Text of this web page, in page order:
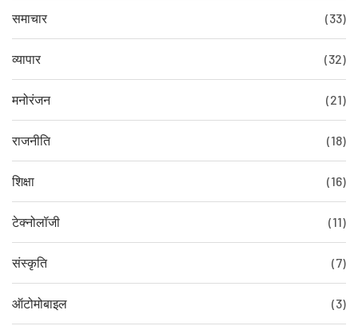
समाचार (33)
व्यापार (32)
मनोरंजन (21)
राजनीति (18)
शिक्षा (16)
टेक्नोलॉजी (11)
संस्कृति (7)
ऑटोमोबाइल (3)